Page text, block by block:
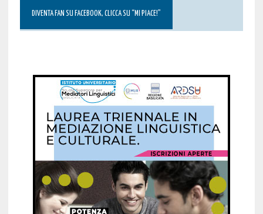
DIVENTA FAN SU FACEBOOK, CLICCA SU “MI PIACE!”